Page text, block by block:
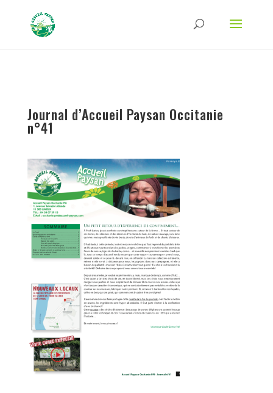
Type-Options Referrer-Policy Permissions-Policy
ga('require', 'GTM-TFCVLFN');
Journal d’Accueil Paysan Occitanie
n°41